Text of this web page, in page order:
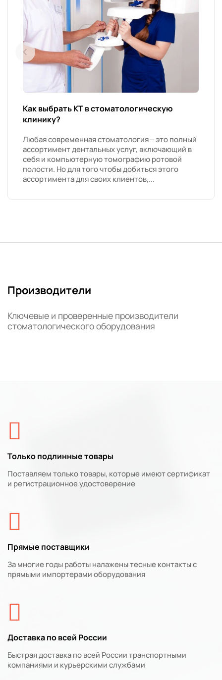
Как выбрать КТ в стоматологическую
клинику?
Любая современная стоматология – это полный
ассортимент дентальных услуг, включающий в
себя и компьютерную томографию ротовой
полости. Но для того чтобы добиться этого
ассортимента для своих клиентов,...
Производители
Ключевые и проверенные производители
стоматологического оборудования
Только подлинные товары
Поставляем только товары, которые имеют сертификат
и регистрационное удостоверение
Прямые поставщики
За многие годы работы налажены тесные контакты с
прямыми импортерами оборудования
Доставка по всей России
Быстрая доставка по всей России транспортными
компаниями и курьерскими службами